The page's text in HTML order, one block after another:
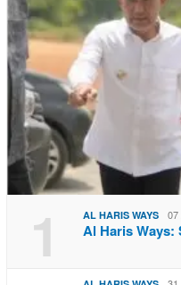
1 AL HARIS WAYS 07
Al Haris